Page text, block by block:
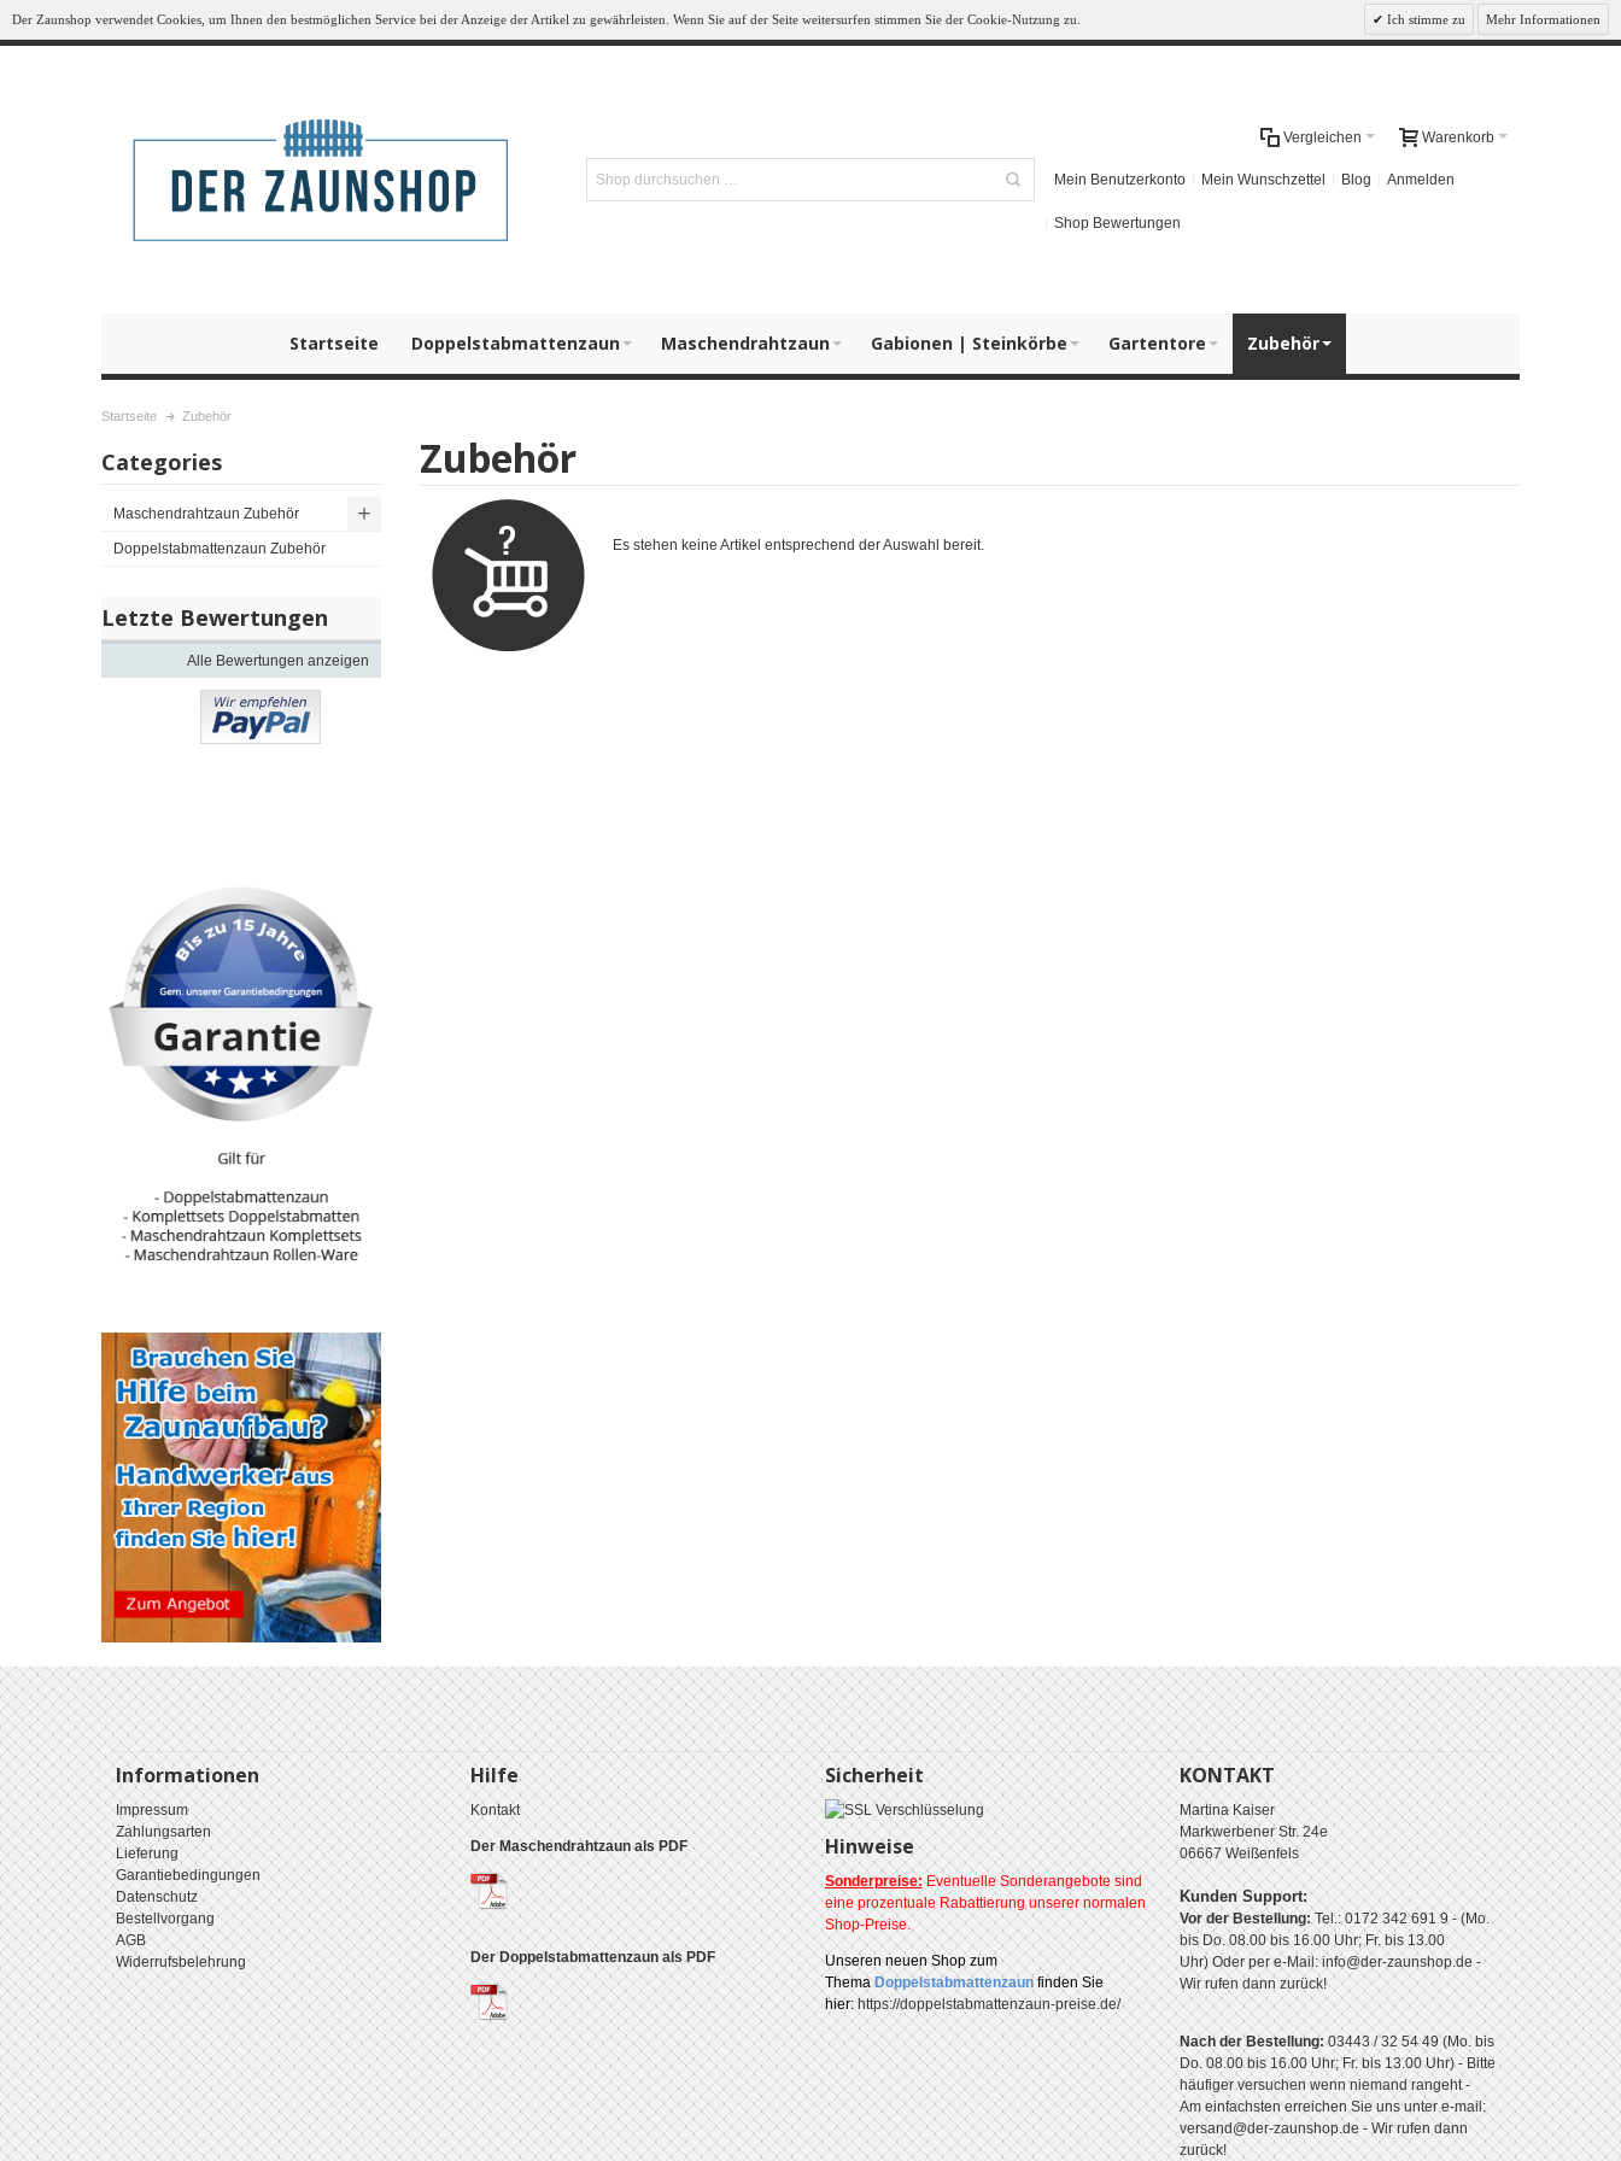
Der Zaunshop verwendet Cookies, um Ihnen den bestmöglichen Service bei der Anzeige der Artikel zu gewährleisten. Wenn Sie auf der Seite weitersurfen stimmen Sie der Cookie-Nutzung zu. Ich stimme zu Mehr Informationen
Warenkorb
Vergleichen
Mein Benutzerkonto Mein Wunschzettel Blog Anmelden
Shop Bewertungen
Startseite Doppelstabmattenzaun Maschendrahtzaun Gabionen | Steinkörbe Gartentore Zubehör
Startseite Zubehör
Zubehör
Es stehen keine Artikel entsprechend der Auswahl bereit.
Categories
Maschendrahtzaun Zubehör
Doppelstabmattenzaun Zubehör
Letzte Bewertungen
Alle Bewertungen anzeigen
Informationen
Impressum
Zahlungsarten
Lieferung
Garantiebedingungen
Datenschutz
Bestellvorgang
AGB
Widerrufsbelehrung
Hilfe
Kontakt
Der Maschendrahtzaun als PDF
Der Doppelstabmattenzaun als PDF
Sicherheit
Hinweise
Sonderpreise: Eventuelle Sonderangebote sind
eine prozentuale Rabattierung unserer normalen
Shop-Preise.
Unserenneuen Shop zum
ThemaDoppelstabmattenzaun finden Sie
hier:https://doppelstabmattenzaun-preise.de/
KONTAKT
Martina Kaiser
Markwerbener Str. 24e
06667 Weißenfels
Kunden Support:
Vor der Bestellung:Tel.: 0172 342 691 9 - (Mo.
bis Do. 08.00 bis 16.00 Uhr; Fr. bis 13.00
Uhr)Oder per e-Mail: info@der-zaunshop.de-
Wir rufen dann zurück!
Nach der Bestellung:03443 / 32 54 49 (Mo. bis
Do. 08.00 bis 16.00 Uhr; Fr. bis 13.00 Uhr) - Bitte
häufiger versuchen wenn niemand rangeht -
Am einfachsten erreichen Sie uns unter e-mail:
versand@der-zaunshop.de - Wir rufen dann
zurück!